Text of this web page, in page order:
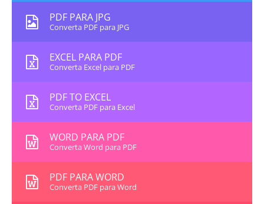
PDF PARA JPG
Converta PDF para JPG
EXCEL PARA PDF
Converta Excel para PDF
PDF TO EXCEL
Converta PDF para Excel
WORD PARA PDF
Converta Word para PDF
PDF PARA WORD
Converta PDF para Word